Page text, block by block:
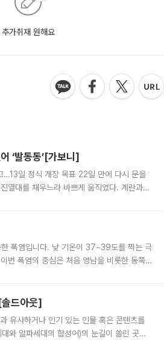
추가취재 원해요
‘발동동’[가보니]
…13일 정식 개장 목표 22일 만에 다시 문을
열대를 채우느라 바쁘게 움직였다. 계란과
한 폭염입니다. 낮 기온이 37~39도를 찍는 극
번 폭염의 중심은 처음 영남을 비롯한 동쪽
드아웃]
유사하거나 인기 있는 인물 혹은 콘텐츠를
와 알파세대의 합성어)의 눈길이 쏠린 곳은